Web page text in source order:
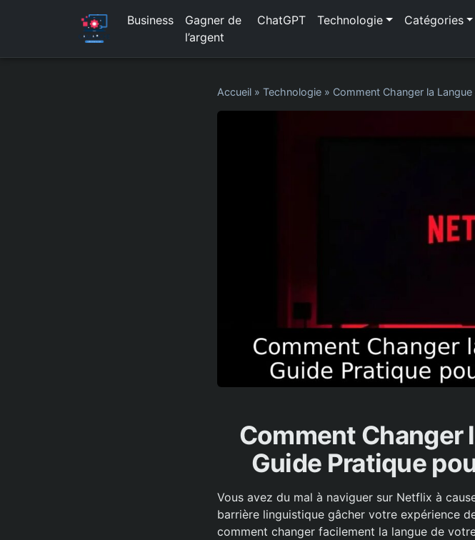
Business
Gagner de
l’argent
ChatGPT Technologie Catégories
Accueil » Technologie » Comment Changer la
Comment Changer
Guide Pratique
Vous avez du mal à naviguer sur Netflix à
barrière linguistique gâcher votre expérience
comment changer facilement la langue de